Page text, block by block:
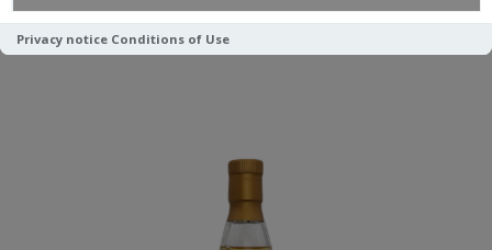
Privacy notice Conditions of Use
9 YO 2012 THE AULD
ALLIANCE